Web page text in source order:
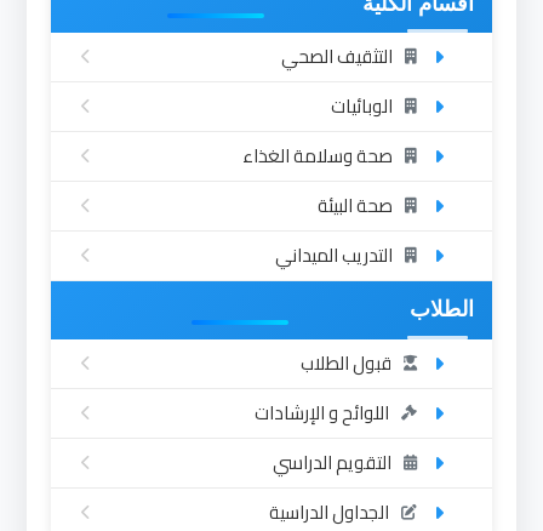
التثقيف الصحي
الوبائيات
صحة وسلامة الغذاء
صحة البيئة
التدريب الميداني
الطلاب
قبول الطلاب
اللوائح و الإرشادات
التقويم الدراسي
الجداول الدراسية